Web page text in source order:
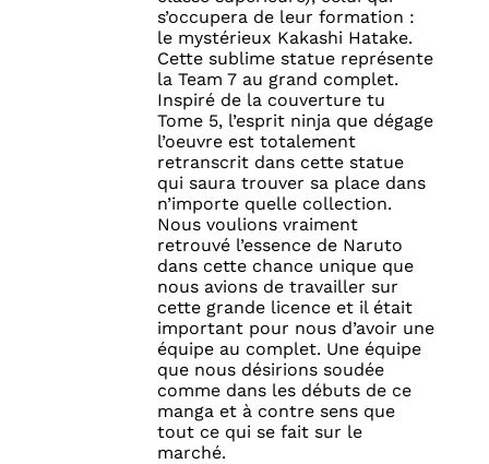
s’occupera de leur formation :
le mystérieux Kakashi Hatake.
Cette sublime statue représente
la Team 7 au grand complet.
Inspiré de la couverture tu
Tome 5, l’esprit ninja que dégage
l’oeuvre est totalement
retranscrit dans cette statue
qui saura trouver sa place dans
n’importe quelle collection.
Nous voulions vraiment
retrouvé l’essence de Naruto
dans cette chance unique que
nous avions de travailler sur
cette grande licence et il était
important pour nous d’avoir une
équipe au complet. Une équipe
que nous désirions soudée
comme dans les débuts de ce
manga et à contre sens que
tout ce qui se fait sur le
marché.